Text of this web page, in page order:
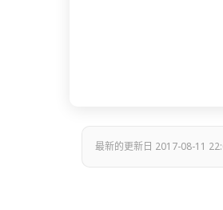
最新的更新日 2017-08-11